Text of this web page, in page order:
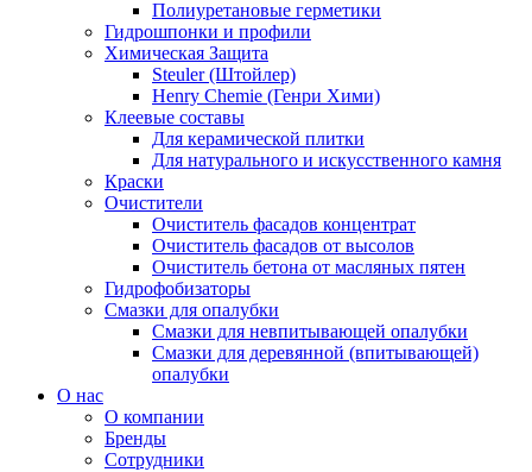
Полиуретановые герметики
Гидрошпонки и профили
Химическая Защита
Steuler (Штойлер)
Henry Chemie (Генри Хими)
Клеевые составы
Для керамической плитки
Для натурального и искусственного камня
Краски
Очистители
Очиститель фасадов концентрат
Очиститель фасадов от высолов
Очиститель бетона от масляных пятен
Гидрофобизаторы
Смазки для опалубки
Смазки для невпитывающей опалубки
Смазки для деревянной (впитывающей)
опалубки
О нас
О компании
Бренды
Сотрудники